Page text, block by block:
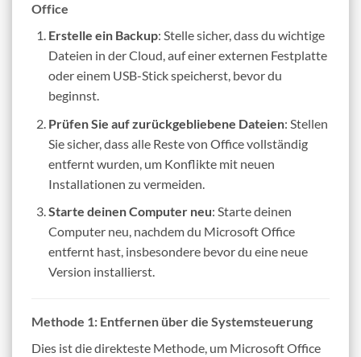
Office
Erstelle ein Backup: Stelle sicher, dass du wichtige
Dateien in der Cloud, auf einer externen Festplatte
oder einem USB-Stick speicherst, bevor du
beginnst.
Prüfen Sie auf zurückgebliebene Dateien: Stellen
Sie sicher, dass alle Reste von Office vollständig
entfernt wurden, um Konflikte mit neuen
Installationen zu vermeiden.
Starte deinen Computer neu: Starte deinen
Computer neu, nachdem du Microsoft Office
entfernt hast, insbesondere bevor du eine neue
Version installierst.
Methode 1: Entfernen über die Systemsteuerung
Dies ist die direkteste Methode, um Microsoft Office